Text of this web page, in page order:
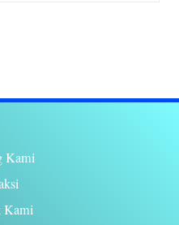
Kami
Kami